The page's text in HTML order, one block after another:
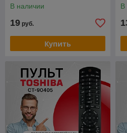
В наличии
19 руб.
Купить
В